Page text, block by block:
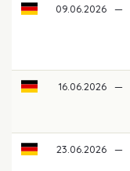
09.06.2026 —
16.06.2026 —
23.06.2026 —